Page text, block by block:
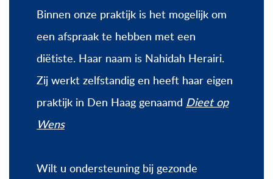
Binnen onze praktijk is het mogelijk om
een afspraak te hebben met een
diëtiste. Haar naam is Nahidah Herairi.
Zij werkt zelfstandig en heeft haar eigen
praktijk in Den Haag genaamd Dieet op
Wens
Wilt u ondersteuning bij gezonde